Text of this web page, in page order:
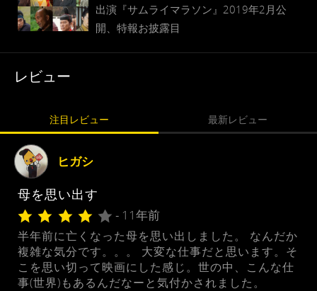
出演『サムライマラソン』2019年2月公
開、特報お披露目
レビュー
注目レビュー 最新レビュー
ヒガシ
母を思い出す
- 11年前
半年前に亡くなった母を思い出しました。 なんだか
複雑な気分です。。。 大変な仕事だと思います。そ
こを思い切って映画にした感じ。世の中、こんな仕
事(世界)もあるんだなーと気付かされました。